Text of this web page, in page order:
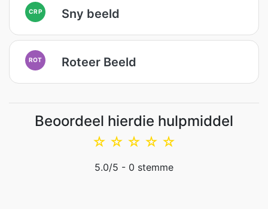
CRP Sny beeld
ROT Roteer Beeld
Beoordeel hierdie hulpmiddel
☆
☆
☆
☆
☆
5.0/5 - 0 stemme